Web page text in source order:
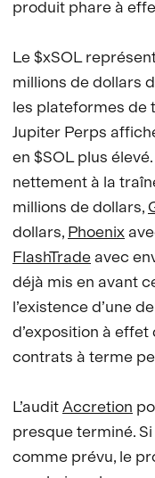
produit phare à
Le $xSOL
millions de dollars
les plateformes de
Jupiter Perps
en $SOL plus
nettement à la
millions de dollars,
dollars, Phoenix
FlashTradeavec
déjà mis en avant
l’existence d’une
d’exposition à
contrats à terme
L’auditAccretion
presque terminé.
comme prévu, le